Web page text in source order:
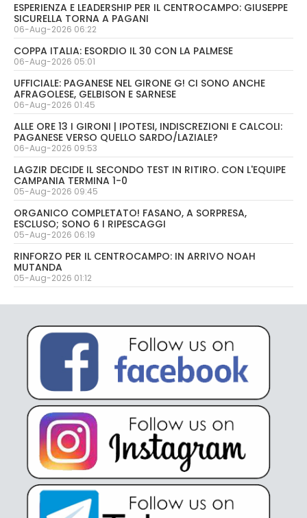
ESPERIENZA E LEADERSHIP PER IL CENTROCAMPO: GIUSEPPE
SICURELLA TORNA A PAGANI
06-Aug-2026 06:22
COPPA ITALIA: ESORDIO IL 30 CON LA PALMESE
06-Aug-2026 05:01
UFFICIALE: PAGANESE NEL GIRONE G! CI SONO ANCHE
AFRAGOLESE, GELBISON E SARNESE
06-Aug-2026 01:45
ALLE ORE 13 I GIRONI | IPOTESI, INDISCREZIONI E CALCOLI:
PAGANESE VERSO QUELLO SARDO/LAZIALE?
06-Aug-2026 09:53
LAGZIR DECIDE IL SECONDO TEST IN RITIRO. CON L'EQUIPE
CAMPANIA TERMINA 1-0
05-Aug-2026 09:45
ORGANICO COMPLETATO! FASANO, A SORPRESA,
ESCLUSO; SONO 6 I RIPESCAGGI
05-Aug-2026 06:19
RINFORZO PER IL CENTROCAMPO: IN ARRIVO NOAH
MUTANDA
05-Aug-2026 01:12